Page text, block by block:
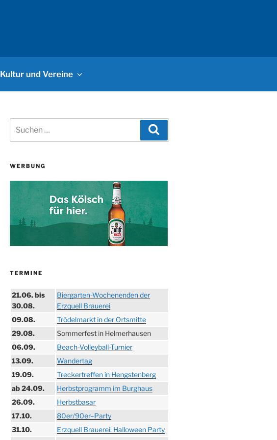
Kultur und Vereine
nach:
WERBUNG
TERMINE
21.06. bis
30.08.
Biergarten-Wochenenden der
Erzquell Brauerei
09.08.
Trödelmarkt in der Ortsmitte
29.08.
Sommerfest in Helmerhausen
06.09.
Beach-Volleyball-Turnier
13.09.
Wandertag
19.09.
Treckertreffen in Hengstenberg
ab 24.09.
Herbstprogramm im Burghaus
26.09.
Herbstbasar
17.10.
80er/90er–Party
31.10.
Erzquell Brauerei: Halloween Party